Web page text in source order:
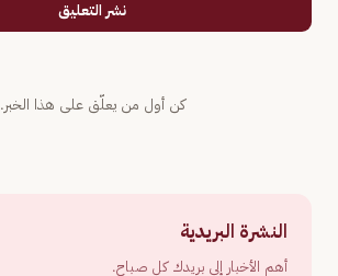
نشر التعليق
كن أول من يعلّق على هذا الخبر.
النشرة البريدية
أهم الأخبار إلى بريدك كل صباح.